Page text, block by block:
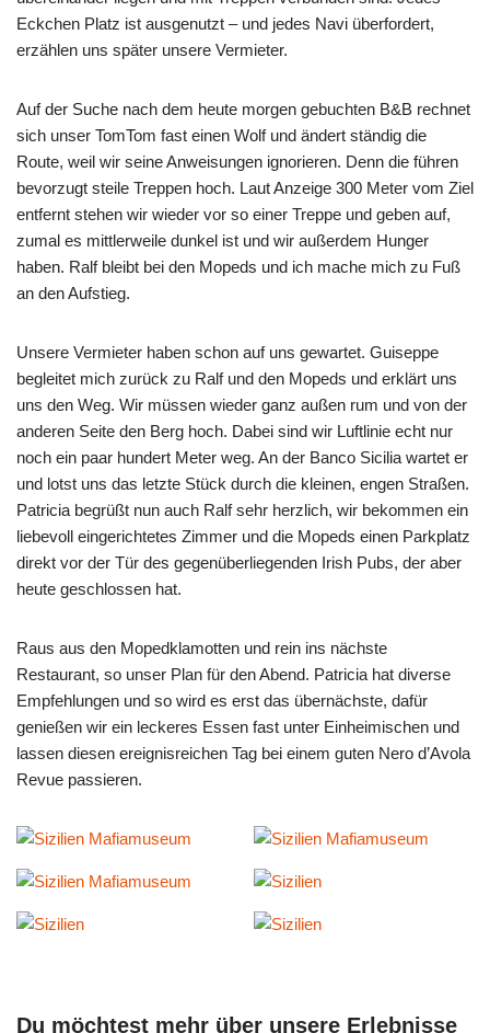
Eckchen Platz ist ausgenutzt – und jedes Navi überfordert,
erzählen uns später unsere Vermieter.
Auf der Suche nach dem heute morgen gebuchten B&B rechnet
sich unser TomTom fast einen Wolf und ändert ständig die
Route, weil wir seine Anweisungen ignorieren. Denn die führen
bevorzugt steile Treppen hoch. Laut Anzeige 300 Meter vom Ziel
entfernt stehen wir wieder vor so einer Treppe und geben auf,
zumal es mittlerweile dunkel ist und wir außerdem Hunger
haben. Ralf bleibt bei den Mopeds und ich mache mich zu Fuß
an den Aufstieg.
Unsere Vermieter haben schon auf uns gewartet. Guiseppe
begleitet mich zurück zu Ralf und den Mopeds und erklärt uns
uns den Weg. Wir müssen wieder ganz außen rum und von der
anderen Seite den Berg hoch. Dabei sind wir Luftlinie echt nur
noch ein paar hundert Meter weg. An der Banco Sicilia wartet er
und lotst uns das letzte Stück durch die kleinen, engen Straßen.
Patricia begrüßt nun auch Ralf sehr herzlich, wir bekommen ein
liebevoll eingerichtetes Zimmer und die Mopeds einen Parkplatz
direkt vor der Tür des gegenüberliegenden Irish Pubs, der aber
heute geschlossen hat.
Raus aus den Mopedklamotten und rein ins nächste
Restaurant, so unser Plan für den Abend. Patricia hat diverse
Empfehlungen und so wird es erst das übernächste, dafür
genießen wir ein leckeres Essen fast unter Einheimischen und
lassen diesen ereignisreichen Tag bei einem guten Nero d’Avola
Revue passieren.
Du möchtest mehr über unsere Erlebnisse